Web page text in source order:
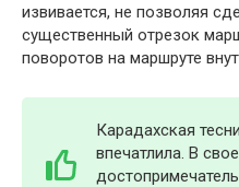
извивается, не позволяя
существенный отрезок
поворотов на маршруте
Карадахская
впечатлила. В